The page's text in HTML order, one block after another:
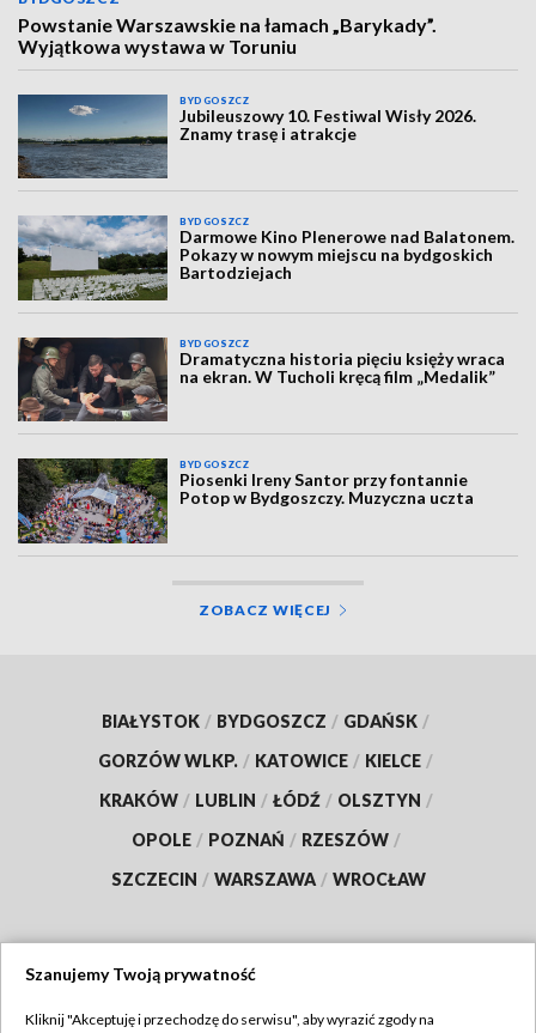
Powstanie Warszawskie na łamach „Barykady”.
Wyjątkowa wystawa w Toruniu
BYDGOSZCZ
Jubileuszowy 10. Festiwal Wisły 2026.
Znamy trasę i atrakcje
BYDGOSZCZ
Darmowe Kino Plenerowe nad Balatonem.
Pokazy w nowym miejscu na bydgoskich
Bartodziejach
BYDGOSZCZ
Dramatyczna historia pięciu księży wraca
na ekran. W Tucholi kręcą film „Medalik”
BYDGOSZCZ
Piosenki Ireny Santor przy fontannie
Potop w Bydgoszczy. Muzyczna uczta
ZOBACZ WIĘCEJ
BIAŁYSTOK / BYDGOSZCZ / GDAŃSK /
GORZÓW WLKP. / KATOWICE / KIELCE /
KRAKÓW / LUBLIN / ŁÓDŹ / OLSZTYN /
OPOLE / POZNAŃ / RZESZÓW /
SZCZECIN / WARSZAWA / WROCŁAW
Szanujemy Twoją prywatność
Kliknij "Akceptuję i przechodzę do serwisu", aby wyrazić zgody na